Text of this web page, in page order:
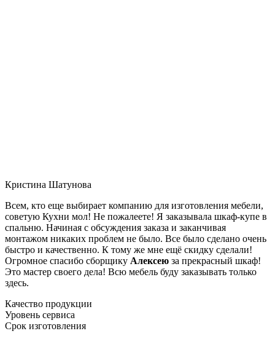
Кристина Шатунова
Всем, кто еще выбирает компанию для изготовления мебели,
советую Кухни мол! Не пожалеете! Я заказывала шкаф-купе в
спальню. Начиная с обсуждения заказа и заканчивая
монтажом никаких проблем не было. Все было сделано очень
быстро и качественно. К тому же мне ещё скидку сделали!
Огромное спасибо сборщику Алексею за прекрасный шкаф!
Это мастер своего дела! Всю мебель буду заказывать только
здесь.
Качество продукции
Уровень сервиса
Срок изготовления